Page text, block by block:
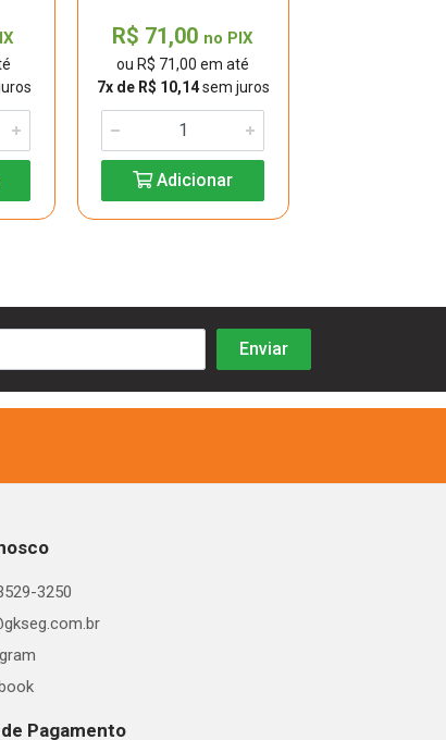
R$ 71,00 no PIX
ou R$ 71,00 em até
7x de R$ 10,14sem juros
Adicionar
3250
Pagamento